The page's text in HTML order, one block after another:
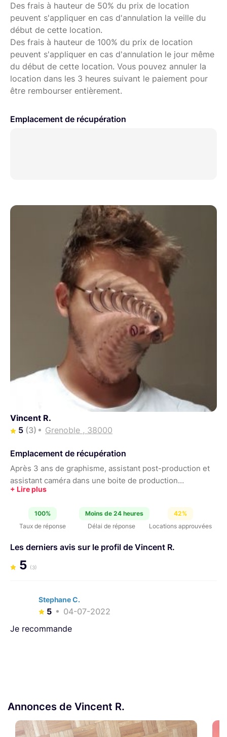
Des frais à hauteur de 50% du prix de location
peuvent s'appliquer en cas d'annulation la veille du
début de cette location.
Des frais à hauteur de 100% du prix de location
peuvent s'appliquer en cas d'annulation le jour même
du début de cette location. Vous pouvez annuler la
location dans les 3 heures suivant le paiement pour
être rembourser entièrement.
Emplacement de récupération
Vincent R.
5 (3) Grenoble , 38000
Emplacement de récupération
Après 3 ans de graphisme, assistant post-production et
assistant caméra dans une boite de production
Parisienne (Brainworks / Woow Your Life / L'ensemble) je
des projets de clips, concerts, corpo etc et peut donc
maintenant mettre à disposition mon parc de matériel.
100%
Taux de réponse
Moins de 24 heures
Délai de réponse
42%
Locations approuvées
Les derniers avis sur le profil de Vincent R.
5 (3)
Stephane C.
5
04-07-2022
Je recommande
Annonces de Vincent R.